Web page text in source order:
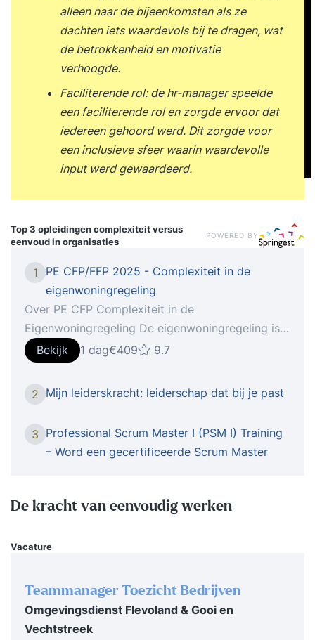
alleen naar de bijeenkomsten als ze
dachten iets waardevols bij te dragen, wat
de betrokkenheid en motivatie
verhoogde.
Faciliterende rol: de hr-manager speelde
een faciliterende rol en zorgde ervoor dat
iedereen gehoord werd. Dit zorgde voor
een inclusieve sfeer waarin waardevolle
input werd gewaardeerd.
Top 3 opleidingencomplexiteit versus
eenvoud in organisaties
POWERED BY
1
PE CFP/FFP 2025 - Complexiteit in de
eigenwoningregeling
Over PE CFP Complexiteit in de
Eigenwoningregeling De eigenwoningregeling is
door de jaren heen steeds ingewikkelder
geworden door diverse wijzigingen. Deze training
helpt je om alle onderdelen in samenhang toe te
passen en biedt praktische handvatten voor het
regeling. De inhoud van de training Tijdens deze
training behandelen we de volgende
hoe je eigenwoningreserves, aflossingsstanden
en bestaande eigenwoningschulden toepast in
begeleidt bij ontbrekend eigenwoningverleden en
minimaliseer aansprakelijkheidsrisico’s.
Overbruggingssituaties: Verdiep je in de gevolgen
Bekijk 1 dag€409 9.7
2 Mijn leiderskracht: leiderschap dat bij je past
3 Professional Scrum Master I (PSM I) Training
– Word een gecertificeerde Scrum Master
De kracht van eenvoudig werken
Vacature
Teammanager Toezicht Bedrijven
Omgevingsdienst Flevoland & Gooi en
Vechtstreek